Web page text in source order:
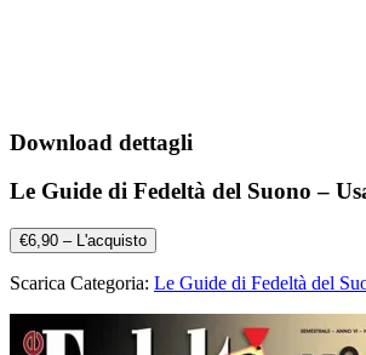
Download dettagli
Le Guide di Fedeltà del Suono –
€6,90 – L'acquisto
Scarica Categoria: Le Guide di Fedeltà del